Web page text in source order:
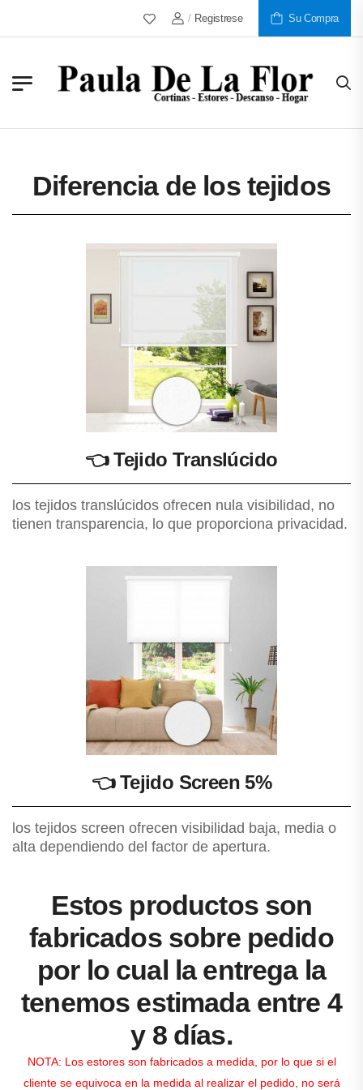
Más De 30 Años Al Servicio De
/ Registrese Su Compra
Diferencia de los tejidos
👈Tejido Translúcido
los tejidos translúcidos ofrecen nula visibilidad, no
tienen transparencia, lo que proporciona privacidad.
👈Tejido Screen 5%
los tejidos screen ofrecen visibilidad baja, media o
alta dependiendo del factor de apertura.
Estos productos son
fabricados sobre pedido
por lo cual la entrega la
tenemos estimada entre 4
y 8 días.
NOTA: Los estores son fabricados a medida, por lo que si el
cliente se equivoca en la medida al realizar el pedido, no será